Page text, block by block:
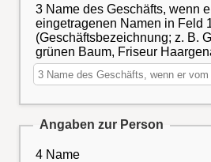
3 Name des Geschäfts, wenn
eingetragenen Namen in Feld
(Geschäftsbezeichnung; z. B.
grünen Baum, Friseur
Angaben zur Person
4 Name